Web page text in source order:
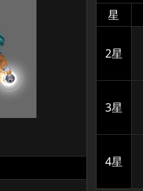
星
2星
3星
4星